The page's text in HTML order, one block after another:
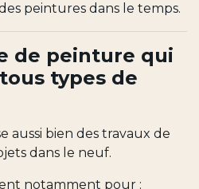
peintures dans le temps.
de peinture qui
types de
aussi bien des travaux de
dans le neuf.
notamment pour :